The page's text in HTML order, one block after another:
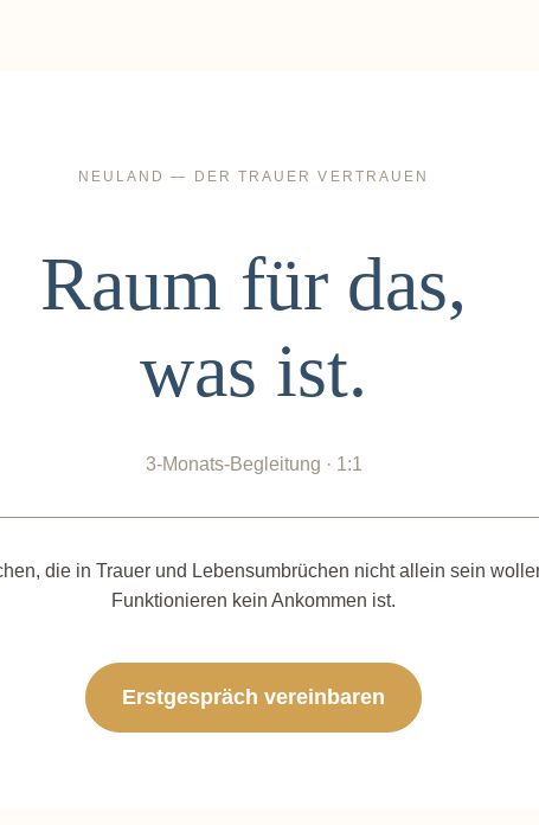
NEULAND — DER TRAUER VERTRAUEN
Raum für das,
was ist.
3-Monats-Begleitung · 1:1
die in Trauer und Lebensumbrüchen nicht allein sein
Funktionieren kein Ankommen ist.
Erstgespräch vereinbaren